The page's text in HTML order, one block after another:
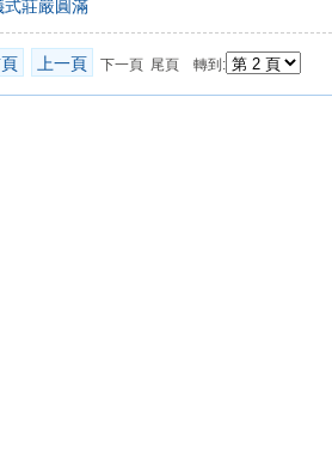
式莊嚴圓滿
上一頁 下一頁 尾頁 轉到: